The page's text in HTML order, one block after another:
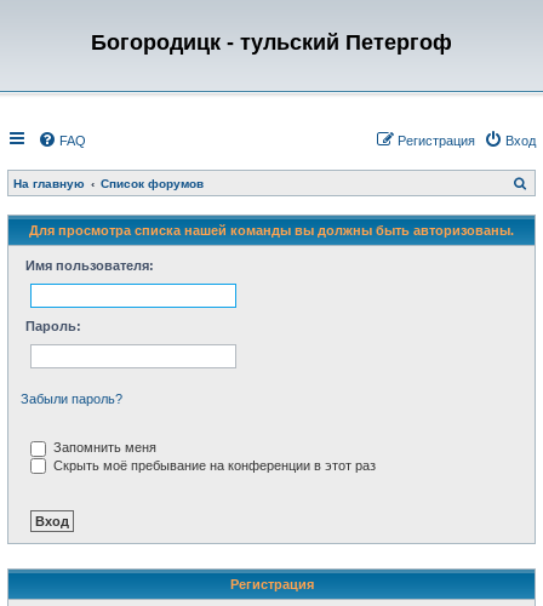
Богородицк - тульский Петергоф
FAQ Вход
Регистрация
На главную Список форумов
о
с
Для просмотра списка нашей команды вы должны быть авторизованы.
Имя пользователя:
Пароль:
Забыли пароль?
Запомнить меня
Скрыть моё пребывание на конференции в этот раз
Регистрация